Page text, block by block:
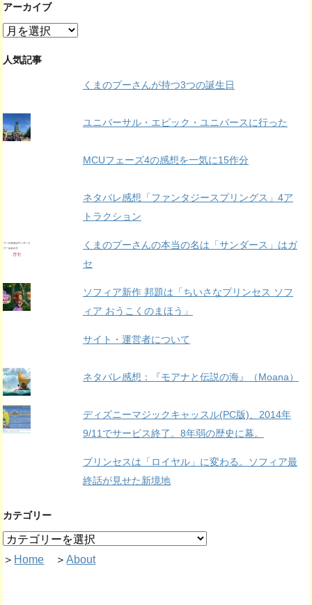
アーカイブ
ア
カ
人気記事
くまのプーさんが持つ3つの誕生日
ユニバーサル・エピック・ユニバースに行った
MCUフェーズ4の感想を一気に15作分
ネタバレ感想「ファンタジースプリングス」4ア
トラクション
くまのプーさんの本当の名は「サンダース」はガ
セ
ソフィア新作 邦題は「ちいさなプリンセス ソフ
ィア おうこくのまほう」
サイト・運営者について
ネタバレ感想：『モアナと伝説の海』（Moana）
ディズニーマジックキャッスル(PC版)、2014年
9/11でサービス終了。8年弱の歴史に幕。
プリンセスは「ロイヤル」に変わる。ソフィア最
終話が見せた新境地
カテゴリー
＞ Home ＞About